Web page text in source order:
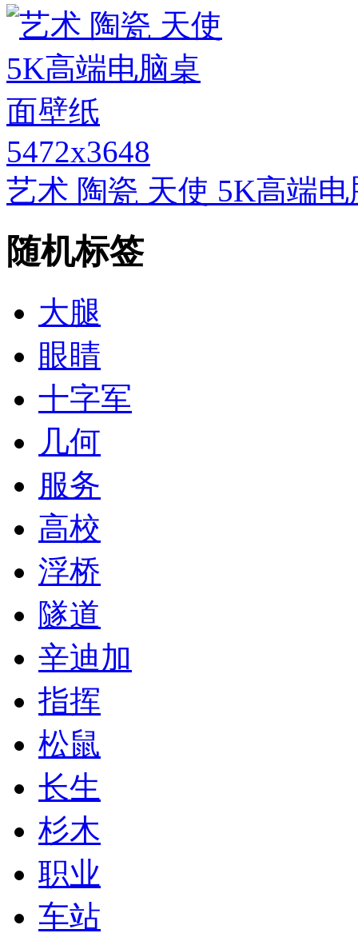
5472x3648
艺术 陶瓷 天使 5K高端
随机标签
大腿
眼睛
十字军
几何
服务
高校
浮桥
隧道
辛迪加
指挥
松鼠
长生
杉木
职业
车站